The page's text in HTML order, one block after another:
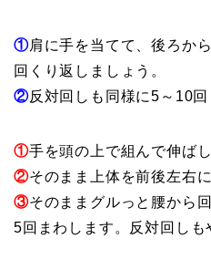
①肩に手を当てて、後ろか
回くり返しましょう。
②反対回しも同様に5～10回
①手を頭の上で組んで伸ばし
②そのまま上体を前後左右に
③そのままグルっと腰から回
5回まわします。反対回しも